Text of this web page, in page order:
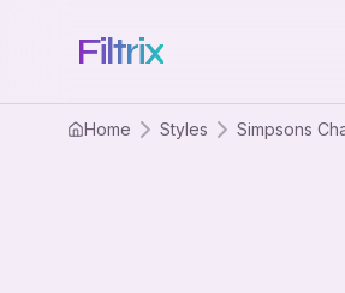
Filtrix
Home Styles Simpsons